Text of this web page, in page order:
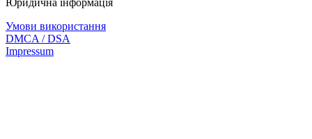
Умови використання
DMCA / DSA
Impressum